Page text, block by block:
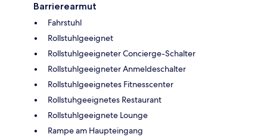
Barrierearmut
Fahrstuhl
Rollstuhlgeeignet
Rollstuhlgeeigneter Concierge-Schalter
Rollstuhlgeeigneter Anmeldeschalter
Rollstuhlgeeignetes Fitnesscenter
Rollstuhgeeignetes Restaurant
Rollstuhlgeeignete Lounge
Rampe am Haupteingang